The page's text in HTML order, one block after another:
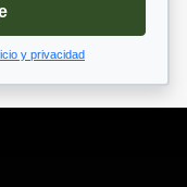
y privacidad